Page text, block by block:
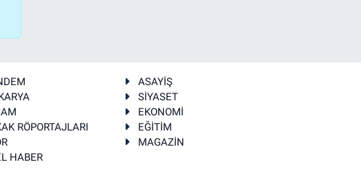
ASAYİŞ
SİYASET
EKONOMİ
RÖPORTAJLARI
EĞİTİM
MAGAZİN
HABER